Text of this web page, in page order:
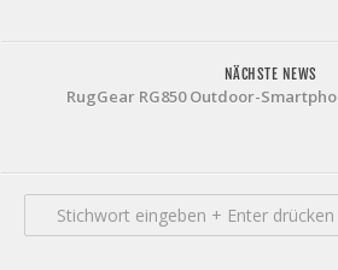
NÄCHSTE NEWS
RugGear RG850 Outdoor-